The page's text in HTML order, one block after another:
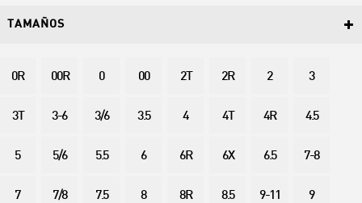
TAMAÑOS
0R 00R 0 00 2T 2R 2 3
3T 3-6 3/6 3.5 4 4T 4R 4.5
5 5/6 5.5 6 6R 6X 6.5 7-8
7 7/8 7.5 8 8R 8.5 9-11 9